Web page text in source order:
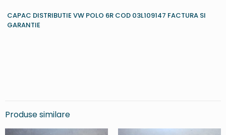
CAPAC DISTRIBUTIE VW POLO 6R COD 03L109147 FACTURA SI
GARANTIE
Produse similare